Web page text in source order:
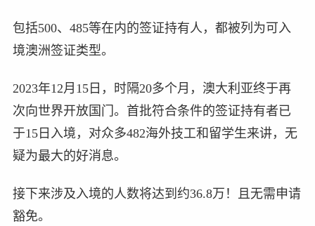
包括500、485等在内的签证持有人，都被列为可入
境澳洲签证类型。
2023年12月15日，时隔20多个月，澳大利亚终于再
次向世界开放国门。首批符合条件的签证持有者已
于15日入境，对众多482海外技工和留学生来讲，无
疑为最大的好消息。
接下来涉及入境的人数将达到约36.8万！且无需申请
豁免。